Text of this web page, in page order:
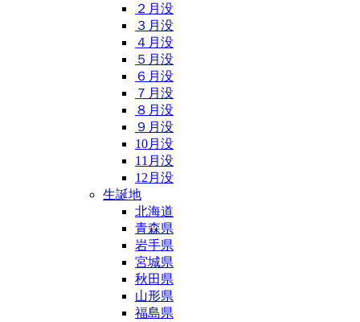
２月没
３月没
４月没
５月没
６月没
７月没
８月没
９月没
10月没
11月没
12月没
生誕地
北海道
青森県
岩手県
宮城県
秋田県
山形県
福島県